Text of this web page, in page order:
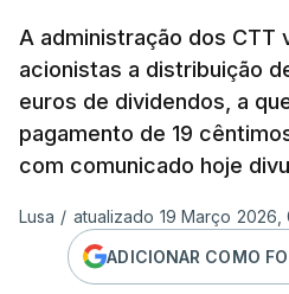
A administração dos CTT
acionistas a distribuição
euros de dividendos, a
pagamento de 19
com comunicado hoje
Lusa / atualizado 19 Março 2026,
ADICIONAR COMO